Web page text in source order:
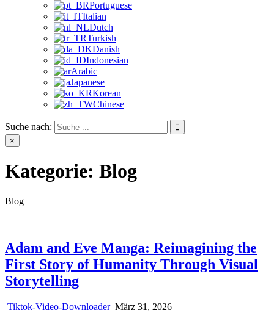
Portuguese
Italian
Dutch
Turkish
Danish
Indonesian
Arabic
Japanese
Korean
Chinese
Suche nach:
×
Kategorie: Blog
Blog
Adam and Eve Manga: Reimagining the
First Story of Humanity Through Visual
Storytelling
Tiktok-Video-Downloader März 31, 2026